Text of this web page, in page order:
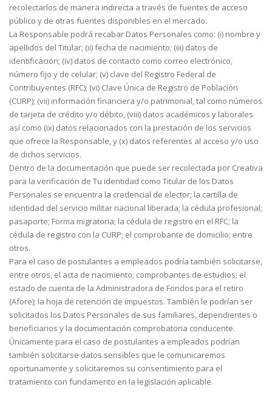
recolectarlos de manera indirecta a través de fuentes de acceso
público y de otras fuentes disponibles en el mercado.
La Responsable podrá recabar Datos Personales como: (i) nombre y
apellidos del Titular; (ii) fecha de nacimiento; (iii) datos de
identificación; (iv) datos de contacto como correo electrónico,
número fijo y de celular; (v) clave del Registro Federal de
Contribuyentes (RFC); (vi) Clave Única de Registro de Población
(CURP); (vii) información financiera y/o patrimonial, tal como números
de tarjeta de crédito y/o débito, (viii) datos académicos y laborales
así como (ix) datos relacionados con la prestación de los servicios
que ofrece la Responsable, y (x) datos referentes al acceso y/o uso
de dichos servicios.
Dentro de la documentación que puede ser recolectada por Creativa
para la verificación de Tu identidad como Titular de los Datos
Personales se encuentra la credencial de elector; la cartilla de
identidad del servicio militar nacional liberada; la cédula profesional;
pasaporte; Forma migratoria; la cédula de registro en el RFC; la
cédula de registro con la CURP; el comprobante de domicilio; entre
otros.
Para el caso de postulantes a empleados podría también solicitarse,
entre otros, el acta de nacimiento; comprobantes de estudios; el
estado de cuenta de la Administradora de Fondos para el retiro
(Afore); la hoja de retención de impuestos. También le podrían ser
solicitados los Datos Personales de sus familiares, dependientes o
beneficiarios y la documentación comprobatoria conducente.
Únicamente para el caso de postulantes a empleados podrían
también solicitarse datos sensibles que le comunicaremos
oportunamente y solicitaremos su consentimiento para el
tratamiento con fundamento en la legislación aplicable.